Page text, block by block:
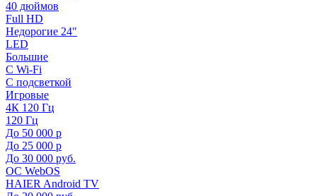
40 дюймов
Full HD
Недорогие 24"
LED
Большие
С Wi-Fi
С подсветкой
Игровые
4К 120 Гц
120 Гц
До 50 000 р
До 25 000 р
До 30 000 руб.
ОС WebOS
HAIER Android TV